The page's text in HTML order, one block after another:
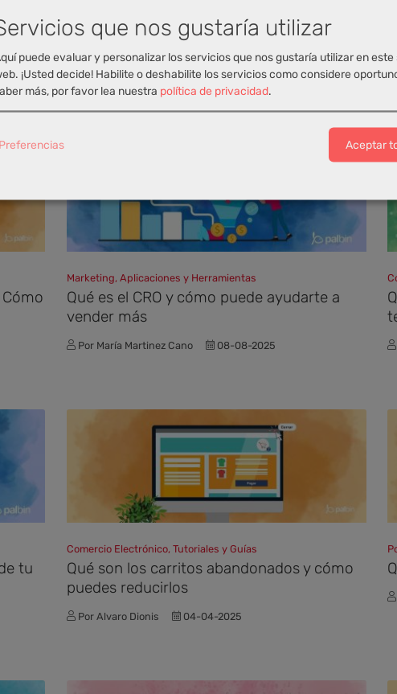
Qué es el Quality Score en campañas y
cómo mejorarlo
Por María Martinez Cano 05-12-2025
Marketing, Aplicaciones y Herramientas
Qué es el CRO y cómo puede ayudarte a
vender más
Por María Martinez Cano 08-08-2025
tu
Comercio Electrónico, Tutoriales y Guías
Qué son los carritos abandonados y cómo
puedes reducirlos
Por Alvaro Dionis 04-04-2025
que nos gustaría utilizar
puede evaluar y personalizar los servicios que nos gustaría utilizar en este
¡Usted decide! Habilite o deshabilite los servicios como considere
más, por favor lea nuestra política de privacidad.
Preferencias Aceptar